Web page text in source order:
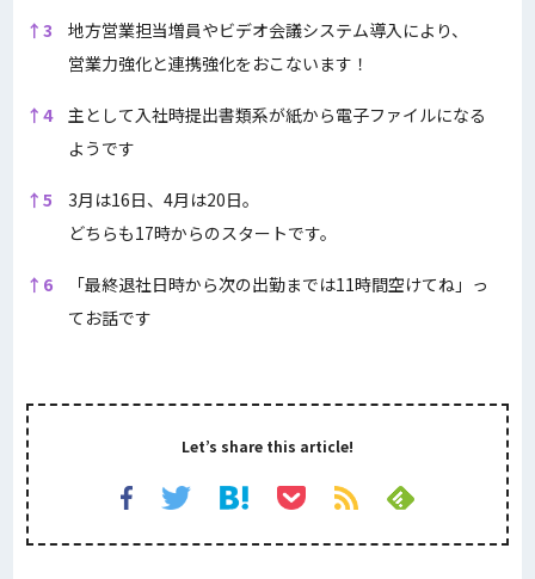
↑ 3
地方営業担当増員やビデオ会議システム導入により、
営業力強化と連携強化をおこないます！
↑ 4
主として入社時提出書類系が紙から電子ファイルになる
ようです
↑ 5
3月は16日、4月は20日。
どちらも17時からのスタートです。
↑ 6
「最終退社日時から次の出勤までは11時間空けてね」っ
てお話です
Let’s share this article!